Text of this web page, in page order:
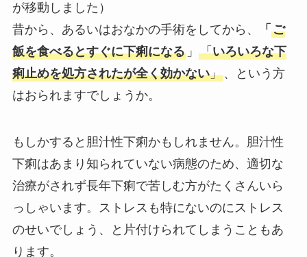
が移動しました）
昔から、あるいはおなかの手術をしてから、
「 ご
飯を食べるとすぐに下痢になる」 「いろいろな下
痢止めを処方されたが全く効かない」、という方
はおられますでしょうか。
もしかすると胆汁性下痢かもしれません。胆汁性
下痢はあまり知られていない病態のため、適切な
治療がされず長年下痢で苦しむ方がたくさんいら
っしゃいます。ストレスも特にないのにストレス
のせいでしょう、と片付けられてしまうこともあ
ります。